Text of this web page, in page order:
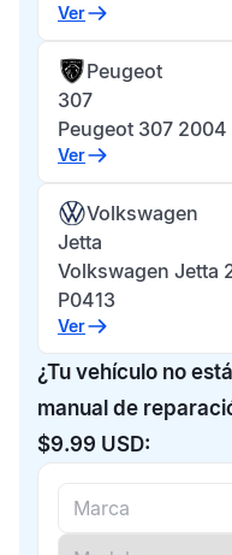
Ver
Peugeot
307
Peugeot 307 2004
Ver
Volkswagen
Jetta
Volkswagen Jetta
P0413
Ver
¿Tu vehículo no
manual de
$9.99 USD: